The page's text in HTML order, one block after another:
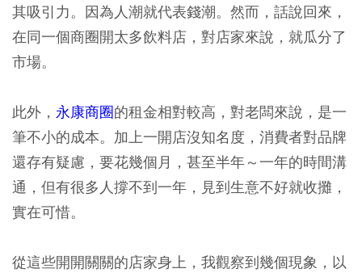
其吸引力。因為人潮就代表錢潮。然而，話說回來，
在同一個商圈開太多飲料店，對店家來說，就瓜分了
市場。
此外， 永康商圈的租金相對較高，對老闆來說，是一
筆不小的成本。加上一開店沒知名度，消費者對品牌
還存有疑慮，要花幾個月，甚至半年～一年的時間溝
通，但有很多人撐不到一年，見到生意不好就收攤，
實在可惜。
從這些開開關關的店家身上，我觀察到幾個現象，以